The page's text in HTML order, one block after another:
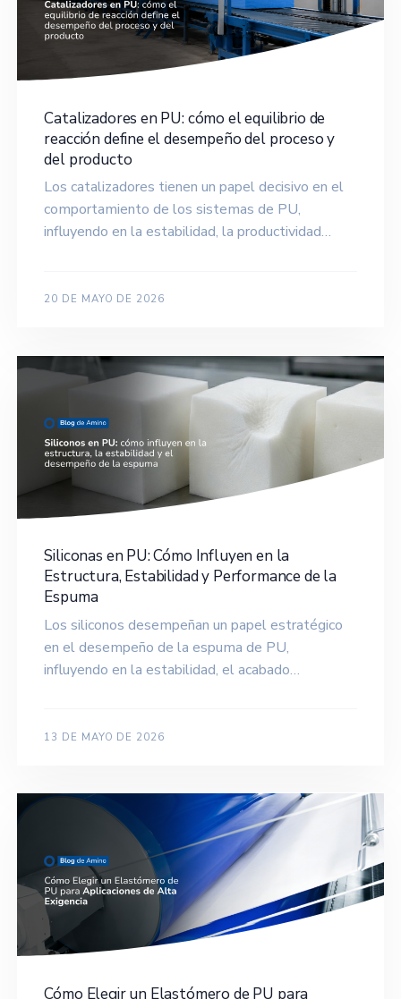
Catalizadores en PU: cómo el equilibrio de
reacción define el desempeño del proceso y
del producto
Los catalizadores tienen un papel decisivo en el
comportamiento de los sistemas de PU,
influyendo en la estabilidad, la productividad…
20 DE MAYO DE 2026
Siliconas en PU: Cómo Influyen en la
Estructura, Estabilidad y Performance de la
Espuma
Los siliconos desempeñan un papel estratégico
en el desempeño de la espuma de PU,
influyendo en la estabilidad, el acabado…
13 DE MAYO DE 2026
Cómo Elegir un Elastómero de PU para